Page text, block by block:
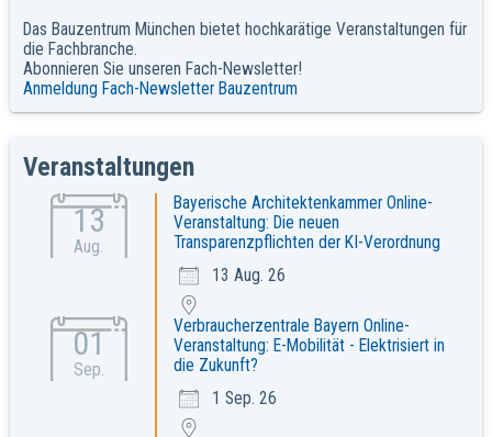
Das Bauzentrum München bietet hochkarätige Veranstaltungen für
die Fachbranche.
Abonnieren Sie unseren Fach-Newsletter!
Anmeldung Fach-Newsletter Bauzentrum
Veranstaltungen
13
Aug.
Bayerische Architektenkammer Online-
Veranstaltung: Die neuen
Transparenzpflichten der KI-Verordnung
13 Aug. 26
01
Sep.
Verbraucherzentrale Bayern Online-
Veranstaltung: E-Mobilität - Elektrisiert in
die Zukunft?
1 Sep. 26